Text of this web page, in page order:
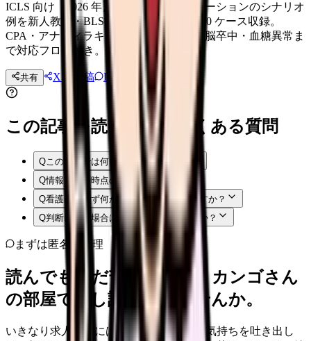
ICLS 向け【2026 年】 急変対応シミュレーションのシナリオ
例を新人教育・BLS・ICLS 研修向けに 10 ケース収録。
CPA・アナフィラキシー・消化管出血・脳卒中・血糖異常ま
で対応フロー付き。
共有 Xに投稿 LINE 投稿文コピー
この記事を読む前後によくある質問
Q この記事では何を確認できますか？
Q情報はいつ時点のものですか？
Q看護師はまず何から確認すればよいですか？
Q判断に迷う場合はどうすればよいですか？
まずは匿名で整理
読んでもまだ苦しいなら、カンゴさん
の部屋で少し話してみませんか。
いきなり求人相談には進みません。今の気持ちを吐き出し